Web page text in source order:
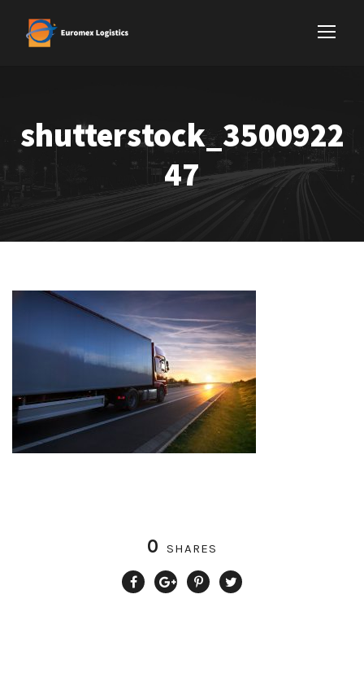
shutterstock_3500922
47
0 SHARES